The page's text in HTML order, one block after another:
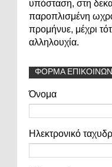
υπόσταση, στη
παροπλισμένη
προμήνυε, μέχρι
αλληλουχία.
ΦΟΡΜΑ
Όνομα
Ηλεκτρονικό